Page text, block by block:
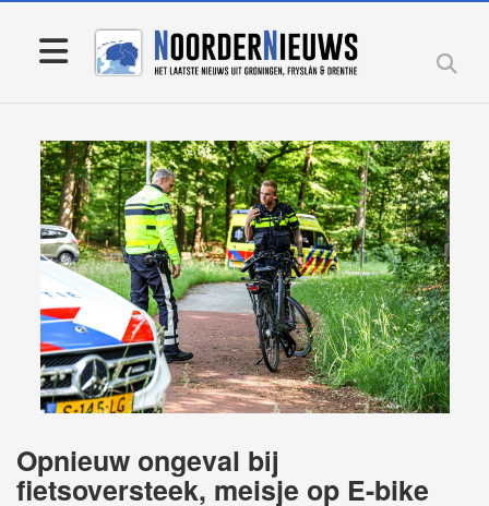
Opnieuw ongeval bij
fietsoversteek, meisje op E-bike